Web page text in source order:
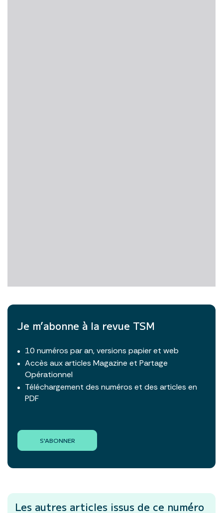
Je m’abonne à la revue TSM
10 numéros par an, versions papier et web
Accès aux articles Magazine et Partage
Opérationnel
Téléchargement des numéros et des articles en
PDF
S'ABONNER
Les autres articles issus de ce numéro